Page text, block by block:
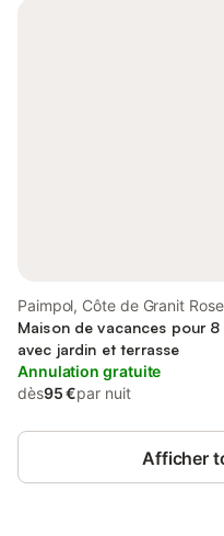
Paimpol, Côte de Granit Rose
Maison de vacances pour 8
avec jardin et terrasse
Annulation gratuite
dès95 €par nuit
Afficher